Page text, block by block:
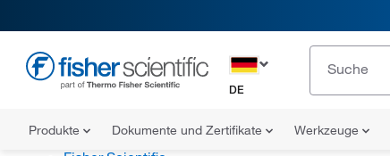
DE
Produkte Dokumente und Zertifikate Werkzeuge